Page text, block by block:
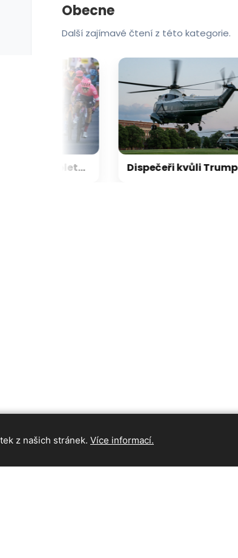
Obecne
Další zajímavé čtení z této kategorie.
z našich stránek. Více informací.